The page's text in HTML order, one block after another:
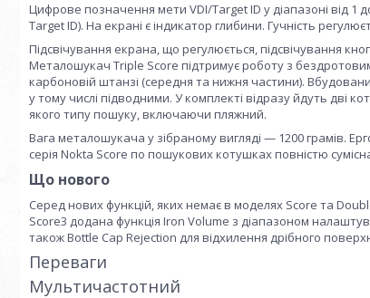
Цифрове позначення мети VDI/Target ID у діапазоні від 1
Target ID). На екрані є індикатор глибини. Гучність
Підсвічування екрана, що регулюється, підсвічування
Металошукач Triple Score підтримує роботу з
карбоновій штанзі (середня та нижня частини).
у тому числі підводними. У комплекті відразу йдуть дві
якого типу пошуку, включаючи пляжний.
Вага металошукача у зібраному вигляді — 1200 грамів.
серія Nokta Score по пошукових котушках повністю
Що нового
Серед нових функцій, яких немає в моделях Score та
Score3 додана функція Iron Volume з діапазоном
також Bottle Cap Rejection для відхилення дрібного
Переваги
Мультичастотний